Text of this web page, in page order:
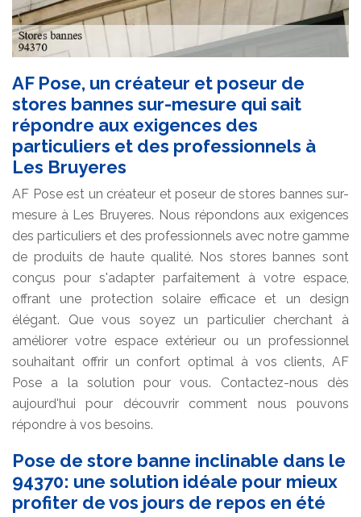
AF Pose, un créateur et poseur de
stores bannes sur-mesure qui sait
répondre aux exigences des
particuliers et des professionnels à
Les Bruyeres
AF Pose est un créateur et poseur de stores bannes sur-
mesure à Les Bruyeres. Nous répondons aux exigences
des particuliers et des professionnels avec notre gamme
de produits de haute qualité. Nos stores bannes sont
conçus pour s'adapter parfaitement à votre espace,
offrant une protection solaire efficace et un design
élégant. Que vous soyez un particulier cherchant à
améliorer votre espace extérieur ou un professionnel
souhaitant offrir un confort optimal à vos clients, AF
Pose a la solution pour vous. Contactez-nous dès
aujourd'hui pour découvrir comment nous pouvons
répondre à vos besoins.
Pose de store banne inclinable dans le
94370: une solution idéale pour mieux
profiter de vos jours de repos en été